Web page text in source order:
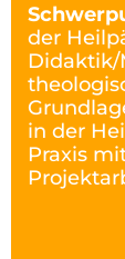
der
Didaktik/
in der
Praxis